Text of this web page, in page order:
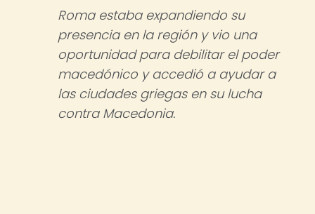
Roma estaba expandiendo su
presencia en la región y vio una
oportunidad para debilitar el poder
macedónico y accedió a ayudar a
las ciudades griegas en su lucha
contra Macedonia.